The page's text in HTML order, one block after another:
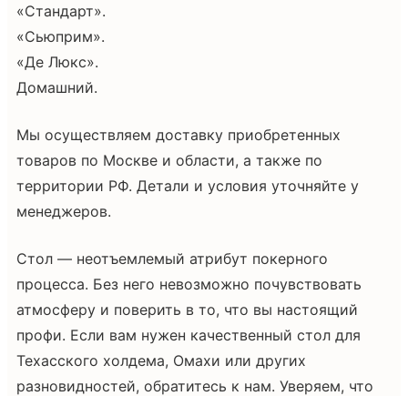
«Стандарт».
«Сьюприм».
«Де Люкс».
Домашний.
Мы осуществляем доставку приобретенных
товаров по Москве и области, а также по
территории РФ. Детали и условия уточняйте у
менеджеров.
Стол — неотъемлемый атрибут покерного
процесса. Без него невозможно почувствовать
атмосферу и поверить в то, что вы настоящий
профи. Если вам нужен качественный стол для
Техасского холдема, Омахи или других
разновидностей, обратитесь к нам. Уверяем, что